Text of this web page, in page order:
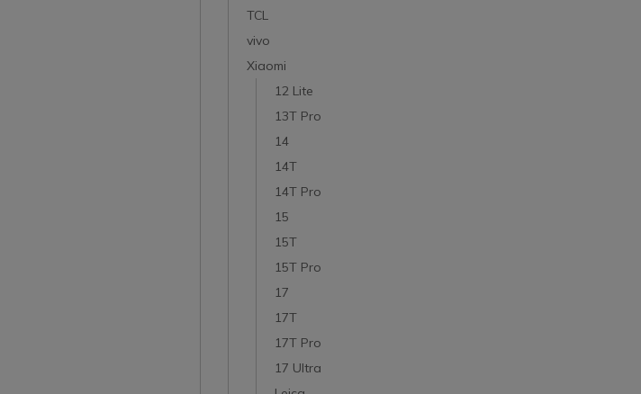
TCL
vivo
Xiaomi
12 Lite
13T Pro
14
14T
14T Pro
15
15T
15T Pro
17
17T
17T Pro
17 Ultra